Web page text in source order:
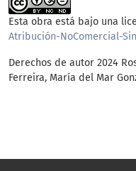
Esta obra está bajo una
Atribución-NoComercial-
Derechos de autor 2024
Ferreira, María del Mar